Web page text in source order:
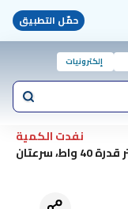
حمّل التطبيق
إلكترونيات
نفدت الكمية
كينوود ترو برس عصارة حمضيات سعة 1 لتر قدرة 40 واط، سرعتان